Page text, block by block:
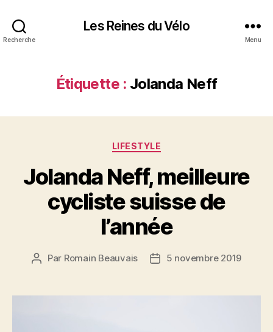
Recherche
Les Reines du Vélo
Menu
Étiquette : Jolanda Neff
Catégories
LIFESTYLE
Jolanda Neff, meilleure
cycliste suisse de
l’année
Auteur
Par Romain Beauvais
Date5 novembre 2019